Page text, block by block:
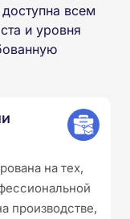
всем
и уровня
на тех,
производстве,